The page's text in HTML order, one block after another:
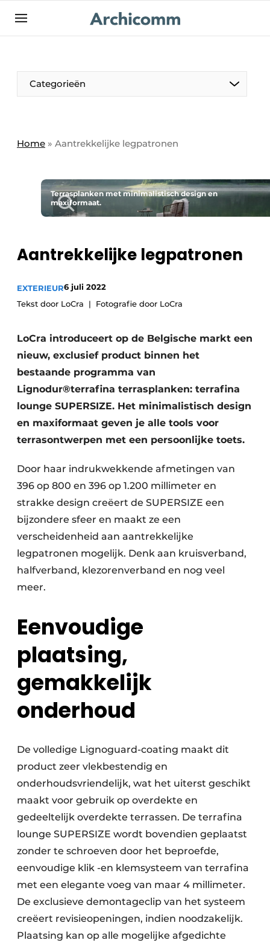
NL be-FR
Categorieën
Home » Aantrekkelijke legpatronen
Terrasplanken met minimalistisch design en
maxiformaat.
Aantrekkelijke legpatronen
EXTERIEUR6 juli 2022
Tekst door LoCra
Fotografie door LoCra
LoCra introduceert op de Belgische markt een
nieuw, exclusief product binnen het
bestaande programma van
Lignodur®terrafina terrasplanken: terrafina
lounge SUPERSIZE. Het minimalistisch design
en maxiformaat geven je alle tools voor
terrasontwerpen met een persoonlijke toets.
Door haar indrukwekkende afmetingen van
396 op 800 en 396 op 1.200 millimeter en
strakke design creëert de SUPERSIZE een
bijzondere sfeer en maakt ze een
verscheidenheid aan aantrekkelijke
legpatronen mogelijk. Denk aan kruisverband,
halfverband, klezorenverband en nog veel
meer.
Eenvoudige
plaatsing,
gemakkelijk
onderhoud
De volledige Lignoguard-coating maakt dit
product zeer vlekbestendig en
onderhoudsvriendelijk, wat het uiterst geschikt
maakt voor gebruik op overdekte en
gedeeltelijk overdekte terrassen. De terrafina
lounge SUPERSIZE wordt bovendien geplaatst
zonder te schroeven door het beproefde,
eenvoudige klik -en klemsysteem van terrafina
met een elegante voeg van maar 4 millimeter.
De exclusieve demontageclip van het systeem
creëert revisieopeningen, indien noodzakelijk.
Plaatsing kan op alle mogelijke afgedichte